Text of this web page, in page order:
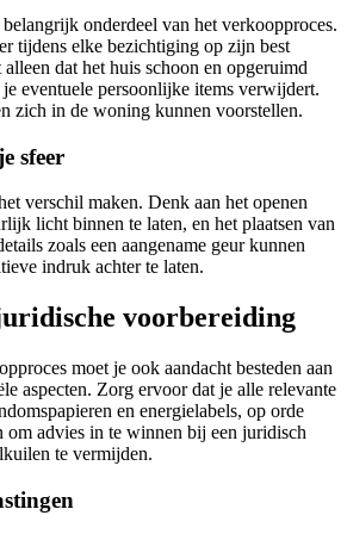
onderdeel van het verkoopproces.
tijdens elke bezichtiging op zijn best
dat het huis schoon en opgeruimd
eventuele persoonlijke items verwijdert.
zich in de woning kunnen voorstellen.
sfeer
verschil maken. Denk aan het openen
licht binnen te laten, en het plaatsen van
zoals een aangename geur kunnen
indruk achter te laten.
voorbereiding
moet je ook aandacht besteden aan
aspecten. Zorg ervoor dat je alle relevante
en energielabels, op orde
advies in te winnen bij een juridisch
te vermijden.